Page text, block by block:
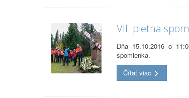
VII. pietna
Dňa 15.10.2016 o
spomienka.
Čítať viac